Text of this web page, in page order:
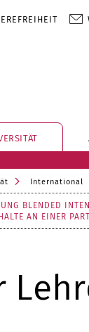
International
BLENDED
AN EINER